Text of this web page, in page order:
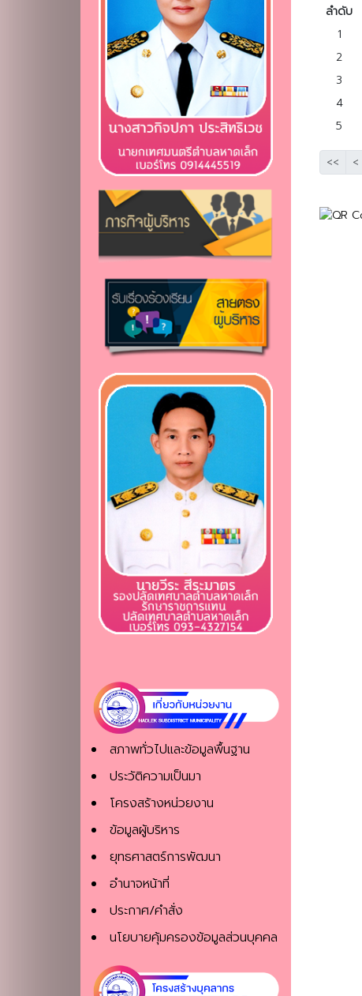
สภาพทั่วไปและข้อมูลพื้นฐาน
ประวัติความเป็นมา
โครงสร้างหน่วยงาน
ข้อมูลผู้บริหาร
ยุทธศาสตร์การพัฒนา
อำนาจหน้าที่
ประกาศ/คำสั่ง
นโยบายคุ้มครองข้อมูลส่วนบุคคล
ลำดับ
1
2
3
4
5
<< <